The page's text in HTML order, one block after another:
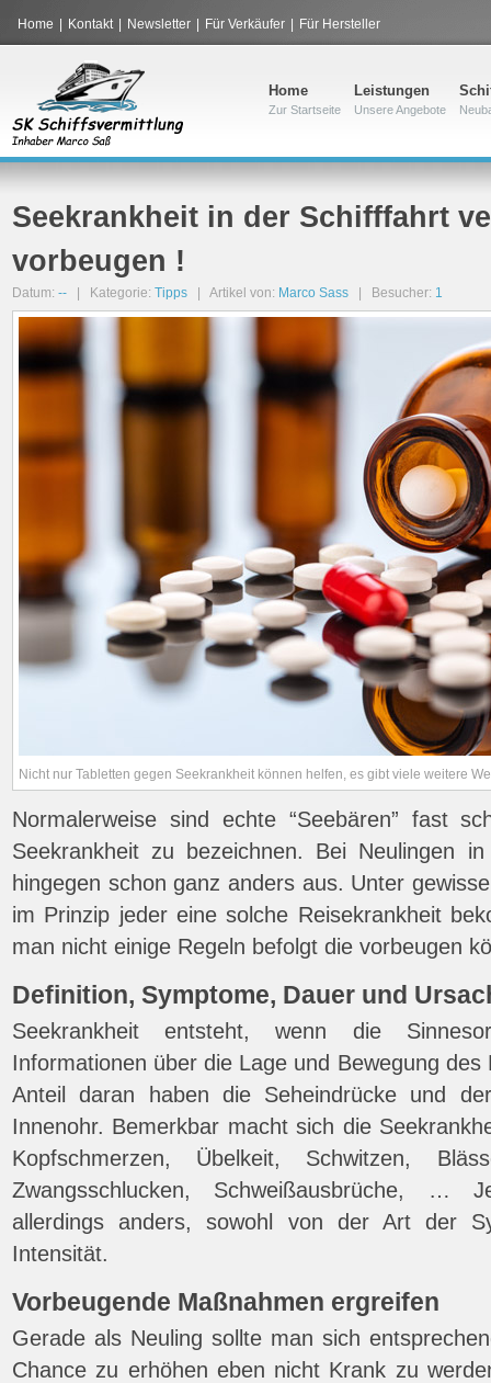
Home Kontakt Newsletter Für Verkäufer Für Hersteller
Home
Zur Startseite
Leistungen
Unsere Angebote
Seekrankheit in der Schifffahrt
vorbeugen !
Datum: -- | Kategorie: Tipps | Artikel von: Marco Sass | Besucher: 1
Nicht nur Tabletten gegen Seekrankheit können helfen, es gibt viele weitere
Normalerweise sind echte “Seebären” fast
Seekrankheit zu bezeichnen. Bei Neulingen
hingegen schon ganz anders aus. Unter
im Prinzip jeder eine solche Reisekrankheit
man nicht einige Regeln befolgt die vorbeugen
Definition, Symptome, Dauer und
Seekrankheit entsteht, wenn die
Informationen über die Lage und Bewegung
Anteil daran haben die Seheindrücke und
Innenohr. Bemerkbar macht sich die
Kopfschmerzen, Übelkeit, Schwitzen,
Zwangsschlucken, Schweißausbrüche, …
allerdings anders, sowohl von der Art der
Intensität.
Vorbeugende Maßnahmen ergreifen
Gerade als Neuling sollte man sich
Chance zu erhöhen eben nicht Krank zu